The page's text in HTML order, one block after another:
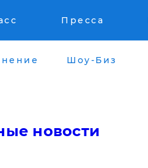
Пресса
Шоу-Биз
новости